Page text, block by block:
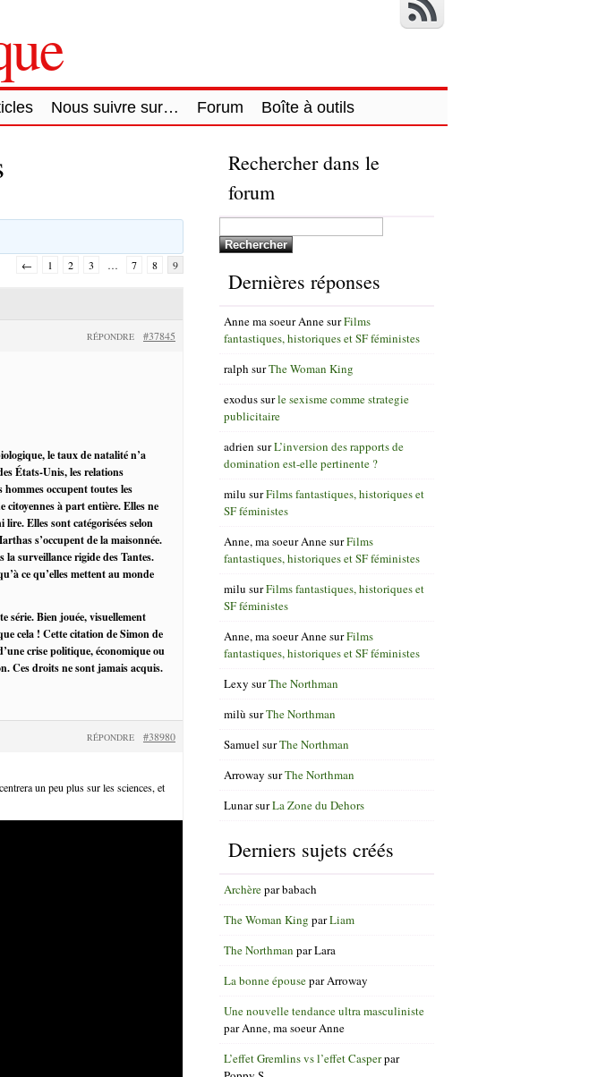
Nous suivre sur… Forum Boîte à outils
← 1 2 3 … 7 8 9
#37845
RÉPONDRE
le taux de natalité n’a
États-Unis, les relations
hommes occupent toutes les
citoyennes à part entière. Elles ne
Elles sont catégorisées selon
s’occupent de la maisonnée.
la surveillance rigide des Tantes.
ce qu’elles mettent au monde
série. Bien jouée, visuellement
cela ! Cette citation de Simon de
crise politique, économique ou
Ces droits ne sont jamais acquis.
#38980
RÉPONDRE
un peu plus sur les sciences, et
Rechercher dans le
forum
Dernières réponses
Anne ma soeur AnnesurFilms
fantastiques, historiques et SF féministes
ralph surThe Woman King
exodussurle sexisme comme strategie
publicitaire
adrien surL’inversion des rapports de
domination est-elle pertinente ?
milu surFilms fantastiques, historiques et
SF féministes
Anne, ma soeur AnnesurFilms
fantastiques, historiques et SF féministes
milu surFilms fantastiques, historiques et
SF féministes
Anne, ma soeur AnnesurFilms
fantastiques, historiques et SF féministes
Lexy surThe Northman
milù surThe Northman
Samuel surThe Northman
Arroway surThe Northman
LunarsurLa Zone du Dehors
Derniers sujets créés
Archèreparbabach
The Woman King parLiam
The Northman parLara
La bonne épouseparArroway
Une nouvelle tendance ultra masculiniste
parAnne, ma soeur Anne
L’effet Gremlins vs l’effet Casperpar